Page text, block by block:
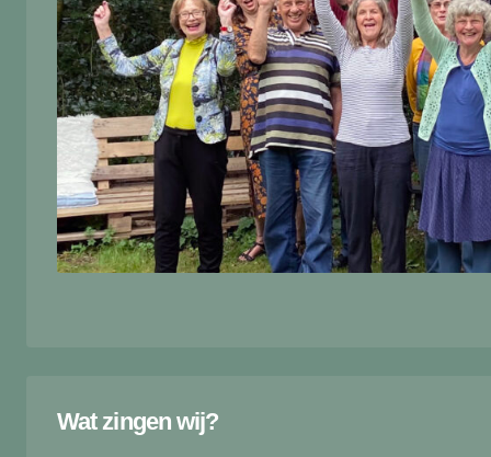
Wat zingen wij?